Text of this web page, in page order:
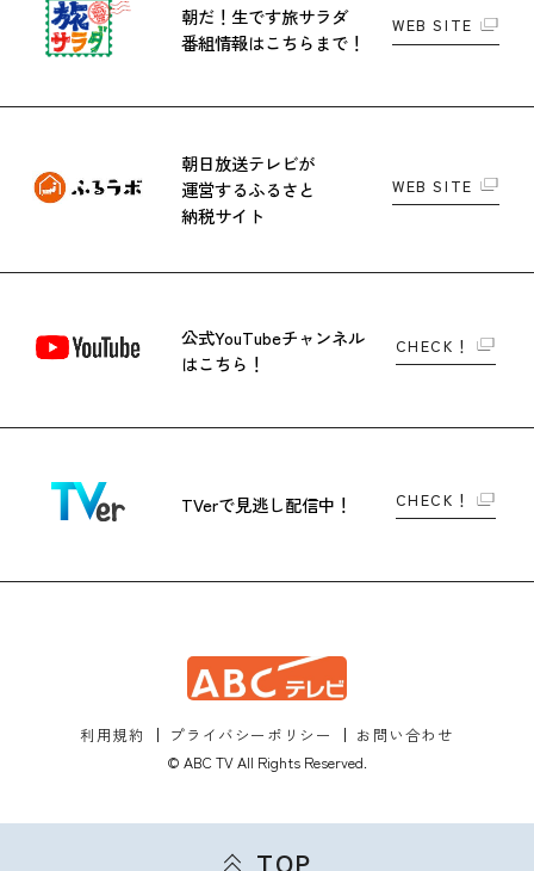
朝だ！生です旅サラダ
番組情報はこちらまで！
WEB SITE
朝日放送テレビが
運営するふるさと
納税サイト
WEB SITE
公式YouTubeチャンネル
はこちら！
CHECK！
TVerで見逃し配信中！ CHECK！
利用規約 プライバシーポリシー
お問い合わせ
© ABC TV All Rights Reserved.
TOP